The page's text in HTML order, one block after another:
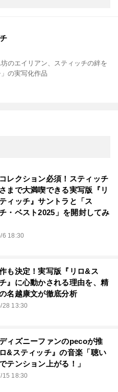
のエイリアン、スティッチの絆を
の実写化作品
レクション必須！スティッチ
まで大満喫できる実写版『リ
ィッチ』サントラと「ス
・ベスト2025」を開封してみ
6 18:30
も決定！実写版『リロ&ス
』に心動かされる理由を、精
名越康文が徹底分析
28 13:30
ィズニーファンのpecoが推
&スティッチ』の音楽「聴い
テンション上がる！」
15 18:30